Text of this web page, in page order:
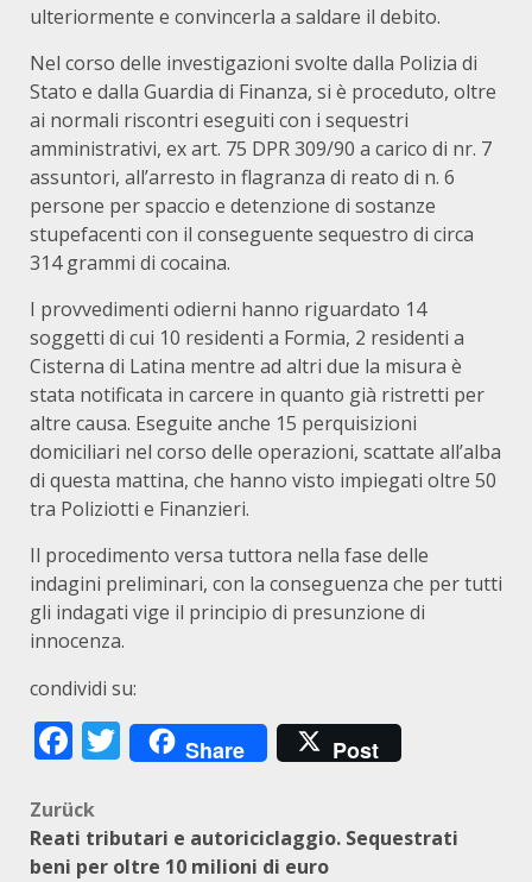
ulteriormente e convincerla a saldare il debito.
Nel corso delle investigazioni svolte dalla Polizia di
Stato e dalla Guardia di Finanza, si è proceduto, oltre
ai normali riscontri eseguiti con i sequestri
amministrativi, ex art. 75 DPR 309/90 a carico di nr. 7
assuntori, all’arresto in flagranza di reato di n. 6
persone per spaccio e detenzione di sostanze
stupefacenti con il conseguente sequestro di circa
314 grammi di cocaina.
I provvedimenti odierni hanno riguardato 14
soggetti di cui 10 residenti a Formia, 2 residenti a
Cisterna di Latina mentre ad altri due la misura è
stata notificata in carcere in quanto già ristretti per
altre causa. Eseguite anche 15 perquisizioni
domiciliari nel corso delle operazioni, scattate all’alba
di questa mattina, che hanno visto impiegati oltre 50
tra Poliziotti e Finanzieri.
Il procedimento versa tuttora nella fase delle
indagini preliminari, con la conseguenza che per tutti
gli indagati vige il principio di presunzione di
innocenza.
condividi su:
Facebook
Twitter
Share Post
Beitragsnavigation
Zurück
Reati tributari e autoriciclaggio. Sequestrati
beni per oltre 10 milioni di euro